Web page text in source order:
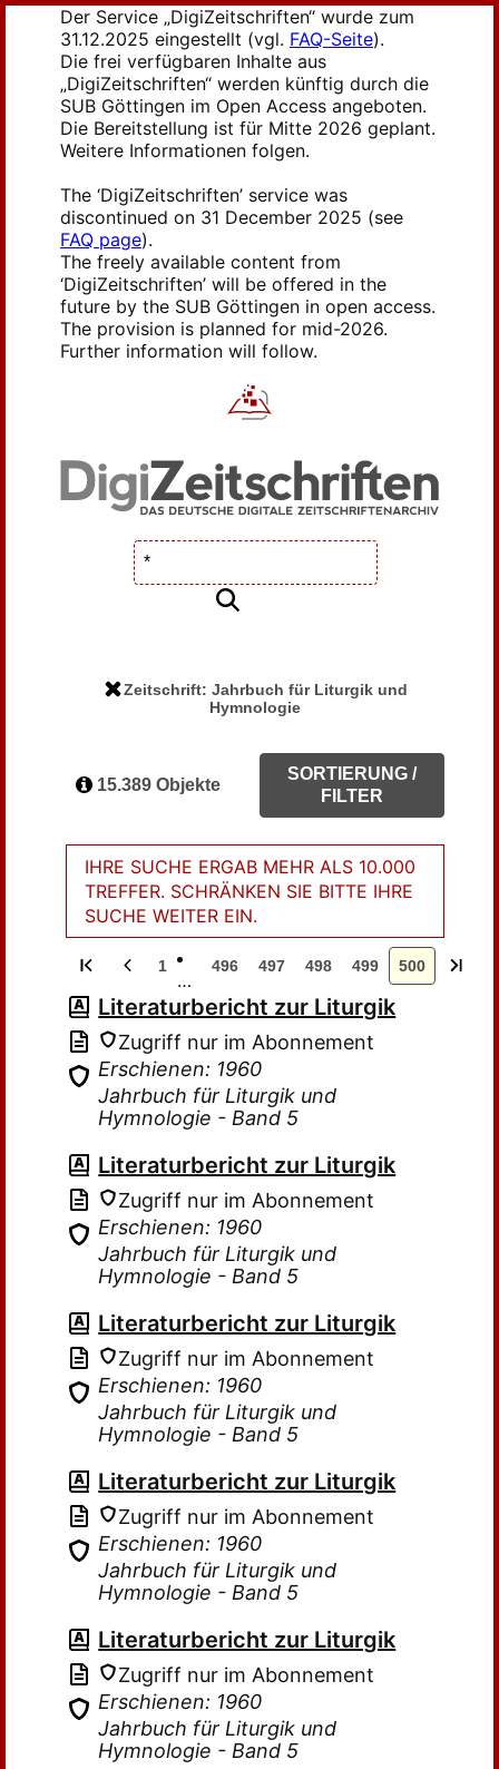
Der Service „DigiZeitschriften“ wurde zum
31.12.2025 eingestellt (vgl. FAQ-Seite).
Die frei verfügbaren Inhalte aus
„DigiZeitschriften“ werden künftig durch die
SUB Göttingen im Open Access angeboten.
Die Bereitstellung ist für Mitte 2026 geplant.
Weitere Informationen folgen.
The ‘DigiZeitschriften’ service was
discontinued on 31 December 2025 (see
FAQ page).
The freely available content from
‘DigiZeitschriften’ will be offered in the
future by the SUB Göttingen in open access.
The provision is planned for mid-2026.
Further information will follow.
Zeitschrift: Jahrbuch für Liturgik und
Hymnologie
15.389 Objekte
SORTIERUNG /
FILTER
IHRE SUCHE ERGAB MEHR ALS 10.000
TREFFER. SCHRÄNKEN SIE BITTE IHRE
SUCHE WEITER EIN.
1
…
496 497 498 499 500
Literaturbericht zur Liturgik
Zugriff nur im Abonnement
Erschienen: 1960
Jahrbuch für Liturgik und
Hymnologie - Band 5
Literaturbericht zur Liturgik
Zugriff nur im Abonnement
Erschienen: 1960
Jahrbuch für Liturgik und
Hymnologie - Band 5
Literaturbericht zur Liturgik
Zugriff nur im Abonnement
Erschienen: 1960
Jahrbuch für Liturgik und
Hymnologie - Band 5
Literaturbericht zur Liturgik
Zugriff nur im Abonnement
Erschienen: 1960
Jahrbuch für Liturgik und
Hymnologie - Band 5
Literaturbericht zur Liturgik
Zugriff nur im Abonnement
Erschienen: 1960
Jahrbuch für Liturgik und
Hymnologie - Band 5